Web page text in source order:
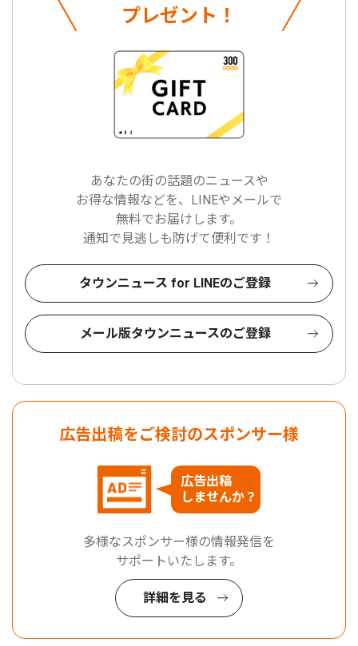
プレゼント！
あなたの街の話題のニュースや
お得な情報などを、LINEやメールで
無料でお届けします。
通知で見逃しも防げて便利です！
タウンニュース for LINEのご登録
メール版タウンニュースのご登録
広告出稿をご検討のスポンサー様
広告出稿
しませんか？
多様なスポンサー様の情報発信を
サポートいたします。
詳細を見る